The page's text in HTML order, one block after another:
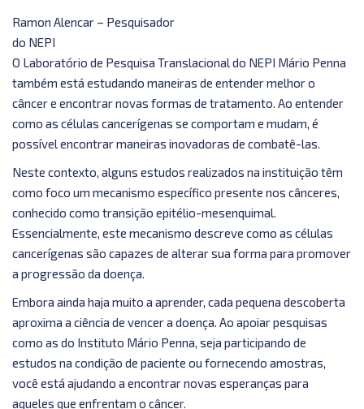
Ramon Alencar – Pesquisador
do NEPI
O Laboratório de Pesquisa Translacional do NEPI Mário Penna
também está estudando maneiras de entender melhor o
câncer e encontrar novas formas de tratamento. Ao entender
como as células cancerígenas se comportam e mudam, é
possível encontrar maneiras inovadoras de combatê-las.
Neste contexto, alguns estudos realizados na instituição têm
como foco um mecanismo específico presente nos cânceres,
conhecido como transição epitélio-mesenquimal.
Essencialmente, este mecanismo descreve como as células
cancerígenas são capazes de alterar sua forma para promover
a progressão da doença.
Embora ainda haja muito a aprender, cada pequena descoberta
aproxima a ciência de vencer a doença. Ao apoiar pesquisas
como as do Instituto Mário Penna, seja participando de
estudos na condição de paciente ou fornecendo amostras,
você está ajudando a encontrar novas esperanças para
aqueles que enfrentam o câncer.